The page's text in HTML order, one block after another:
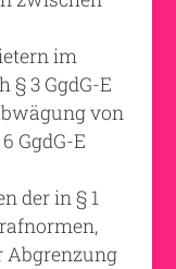
im
§ 3 GgdG-E
von
GgdG-E
der in § 1
Abgrenzung